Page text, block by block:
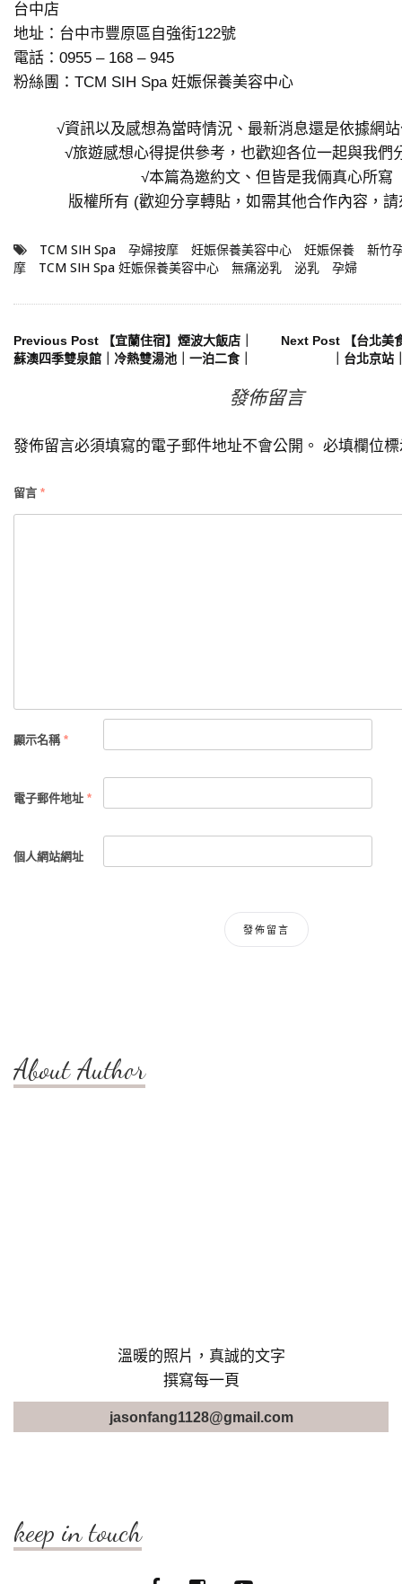
台中店
地址：台中市豐原區自強街122號
電話：0955 – 168 – 945
粉絲團： TCM SIH Spa 妊娠保養美容中心
√資訊以及感想為當時情況、最新消息還是依據網
√旅遊感想心得提供參考，也歡迎各位一起與我們
√本篇為邀約文、但皆是我倆真心所寫
版權所有 (歡迎分享轉貼，如需其他合作內容，
TCM SIH Spa 孕婦按摩 妊娠保養美容中心 妊娠保養
新竹
摩
TCM SIH Spa 妊娠保養美容中心 無痛泌乳 泌乳 孕婦
文
覽
Previous Post 【宜蘭住宿】煙波大飯店｜
蘇澳四季雙泉館｜冷熱雙湯池｜一泊二食｜
Next Post 【台北美
｜台北京
發佈留言
發佈留言必須填寫的電子郵件地址不會公開。 必填欄位
留言 *
顯示名稱 *
電子郵件地址 *
個人網站網址
About Author
溫暖的照片，真誠的文字
撰寫每一頁
jasonfang1128@gmail.com
keep in touch